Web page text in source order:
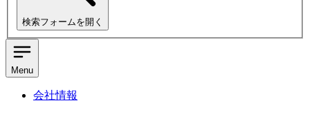
検索フォームを開く
Menu
会社情報